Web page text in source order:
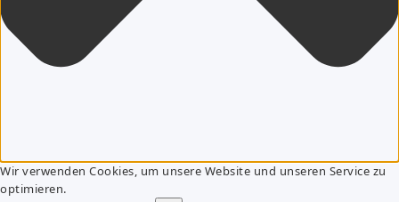
Wir verwenden Cookies, um unsere Website und unseren Service zu
optimieren.